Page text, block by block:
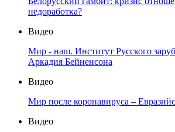
недоработка?
Видео
Мир - наш. Институт Русского
Аркадия Бейненсона
Видео
Мир после коронавируса –
Видео